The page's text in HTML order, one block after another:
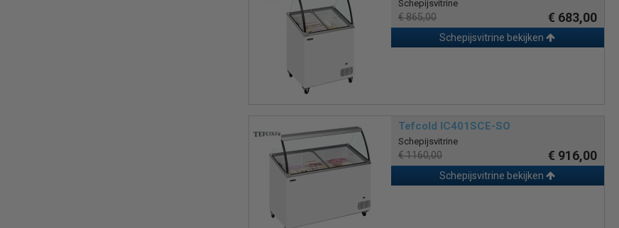
Schepijsvitrine
€ 865,00 € 683,00
Schepijsvitrine bekijken
Tefcold IC401SCE-SO
Schepijsvitrine
€ 1160,00 € 916,00
Schepijsvitrine bekijken